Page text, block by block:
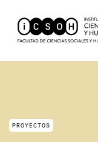
PROYECTOS